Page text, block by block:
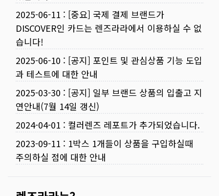
2025-06-11 : [중요] 국제 결제 브랜드가
DISCOVER인 카드는 렌즈라라에서 이용하실 수 없
습니다!
2025-06-10 : [공지] 포인트 및 관심상품 기능 도입
과 테스트에 대한 안내
2025-03-30 : [공지] 일부 브랜드 상품의 입출고 지
연안내(7월 14일 갱신)
2024-04-01 : 컬러렌즈 레포트가 추가되었습니다.
2023-09-11 : 1박스 1개들이 상품을 구입하실때
주의하실 점에 대한 안내